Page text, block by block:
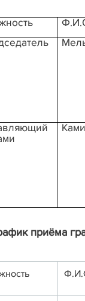
приёма